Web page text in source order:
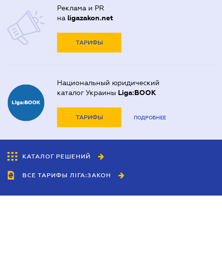
Реклама и PR
на ligazakon.net
ТАРИФЫ
Национальный юридический
каталог Украины Liga:BOOK
ТАРИФЫ ПОДРОБНЕЕ
КАТАЛОГ РЕШЕНИЙ
ВСЕ ТАРИФЫ ЛІГА:ЗАКОН